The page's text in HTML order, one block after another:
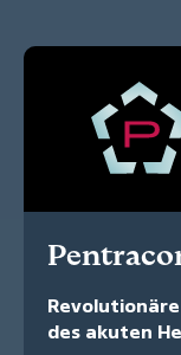
des akuten